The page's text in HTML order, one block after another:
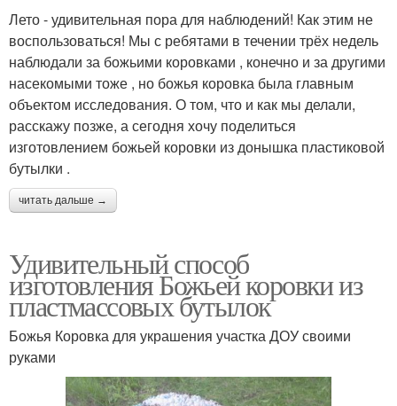
Лето - удивительная пора для наблюдений! Как этим не
воспользоваться! Мы с ребятами в течении трёх недель
наблюдали за божьими коровками , конечно и за другими
насекомыми тоже , но божья коровка была главным
объектом исследования. О том, что и как мы делали,
расскажу позже, а сегодня хочу поделиться
изготовлением божьей коровки из донышка пластиковой
бутылки .
читать дальше →
Удивительный способ
изготовления Божьей коровки из
пластмассовых бутылок
Божья Коровка для украшения участка ДОУ своими
руками